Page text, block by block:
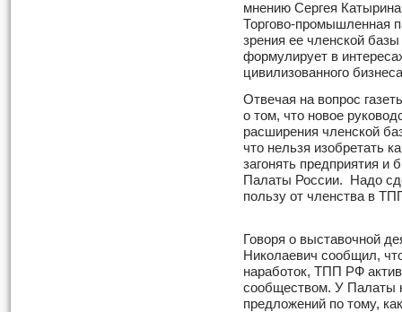
мнению Сергея
Торгово-промышленная
зрения ее членской
формулирует в
цивилизованного
Отвечая на вопрос
о том, что новое
расширения членской
что нельзя изобретать
загонять предприятия и
Палаты России. Надо
пользу от членства в
Говоря о выставочной
Николаевич сообщил,
наработок, ТПП РФ
сообществом. У Палаты
предложений по тому,